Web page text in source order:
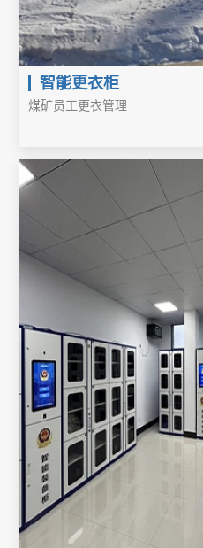
智能更衣柜
煤矿员工更衣管理